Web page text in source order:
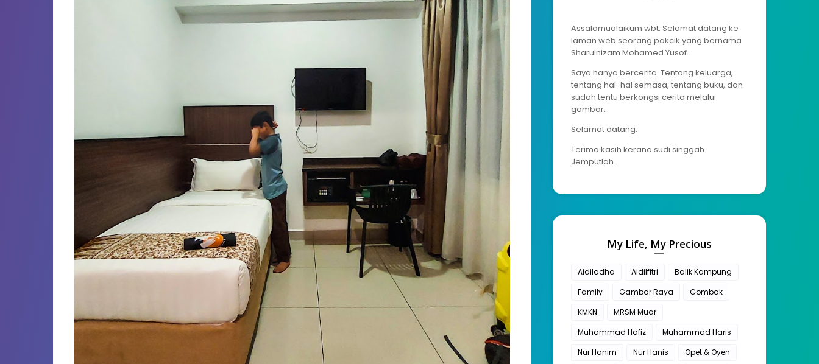
Assalamualaikum wbt. Selamat datang ke
laman web seorang pakcik yang bernama
Sharulnizam Mohamed Yusof.
Saya hanya bercerita. Tentang keluarga,
tentang hal-hal semasa, tentang buku, dan
sudah tentu berkongsi cerita melalui
gambar.
Selamat datang.
Terima kasih kerana sudi singgah.
Jemputlah.
My Life, My Precious
Aidiladha Aidilfitri
Balik Kampung
Family
Gambar Raya
Gombak
KMKN
MRSM Muar
Muhammad Hafiz
Muhammad Haris
Nur Hanim
Nur Hanis
Opet & Oyen